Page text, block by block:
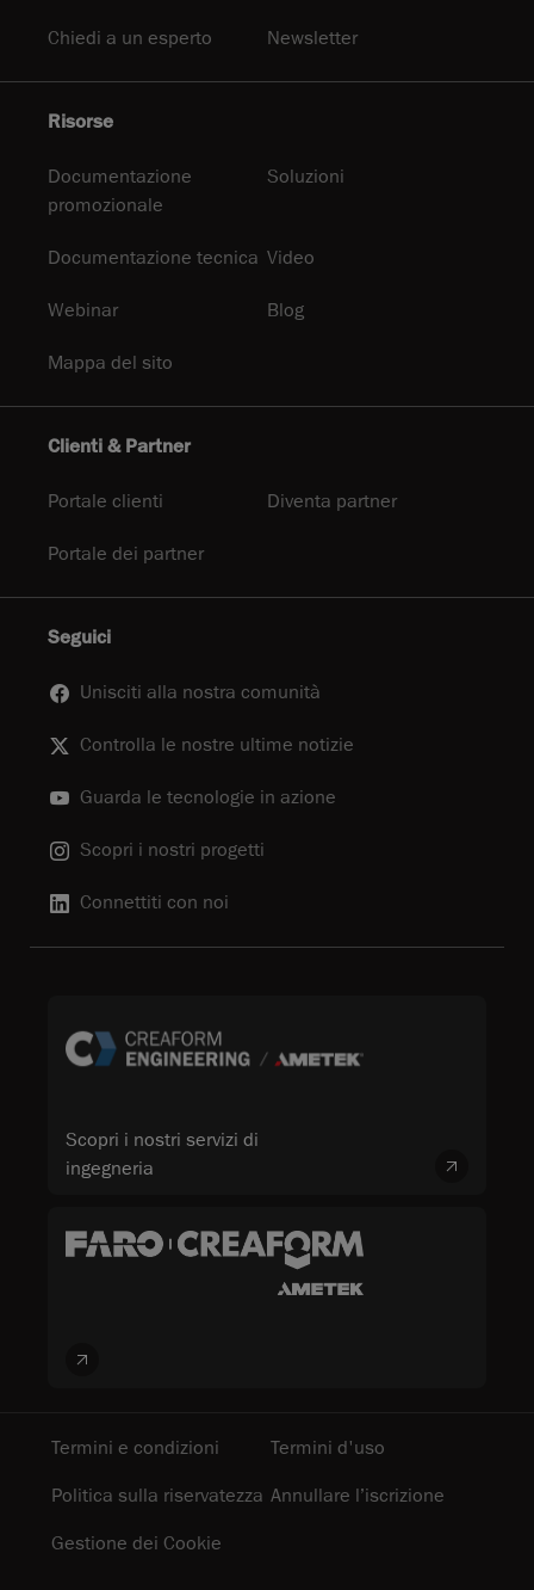
Chiedi a un esperto Newsletter
Risorse
Documentazione
promozionale
Soluzioni
Documentazione tecnica Video
Webinar Blog
Mappa del sito
Clienti & Partner
Portale clienti Diventa partner
Portale dei partner
Seguici
Unisciti alla nostra comunità
Controlla le nostre ultime notizie
Guarda le tecnologie in azione
Scopri i nostri progetti
Connettiti con noi
Scopri i nostri servizi di
ingegneria
Termini e condizioni
Termini d'uso
Politica sulla riservatezza Annullare l’iscrizione
Gestione dei Cookie